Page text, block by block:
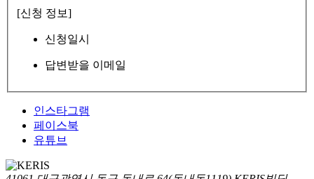
[신청 정보]
신청일시
답변받을 이메일
인스타그램
페이스북
유튜브